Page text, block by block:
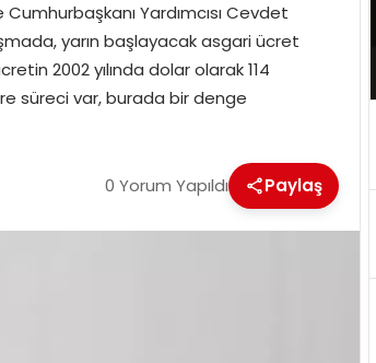
Yardımcısı Cevdet
yarın başlayacak asgari ücret
2002 yılında dolar olarak 114
süreci var, burada bir denge
0 Yorum Yapıldı Paylaş